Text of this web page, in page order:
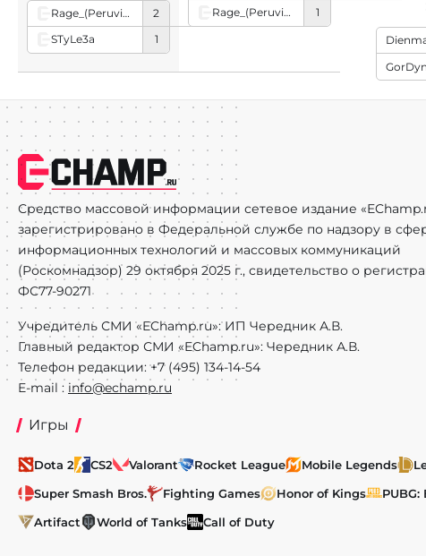
Rage_(Peruvian_player)
2
STyLe3a
1
Rage_(Peruvian_player)
1
Средство массовой информации сетевое издание
зарегистрировано в Федеральной службе по надзору в
информационных технологий и массовых коммуникаций
(Роскомнадзор) 29 октября 2025 г., свидетельство о
ФС77-90271
Учредитель СМИ «EChamp.ru»: ИП Чередник А.В.
Главный редактор СМИ «EChamp.ru»: Чередник А.В.
Телефон редакции: +7 (495) 134-14-54
E-mail : info@echamp.ru
Игры
Dota 2 CS2 Valorant Rocket League Mobile Legends
Super Smash Bros.
Fighting Games Honor of Kings
Artifact
World of Tanks Call of Duty